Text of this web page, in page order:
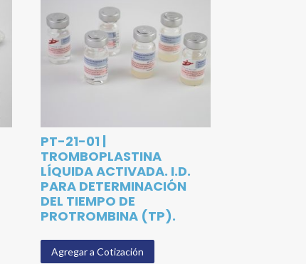
PT-21-01 |
TROMBOPLASTINA
LÍQUIDA ACTIVADA. I.D.
PARA DETERMINACIÓN
DEL TIEMPO DE
PROTROMBINA (TP).
Agregar a Cotización